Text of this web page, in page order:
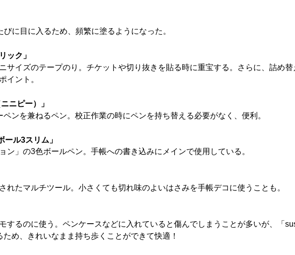
びに目に入るため、頻繁に塗るようになった。
ック」
サイズのテープのり。チケットや切り抜きを貼る時に重宝する。さらに、詰め替
イント。
ニピー）」
ンを兼ねるペン。校正作業の時にペンを持ち替える必要がなく、便利。
ール3スリム」
ン」の3色ボールペン。手帳への書き込みにメインで使用している。
れたマルチツール。小さくても切れ味のよいはさみを手帳デコに使うことも。
するのに使う。ペンケースなどに入れていると傷んでしまうことが多いが、「
め、きれいなまま持ち歩くことができて快適！